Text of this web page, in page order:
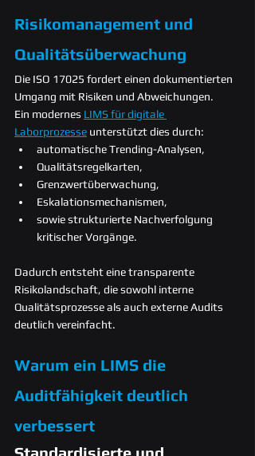
Risikomanagement und
Qualitätsüberwachung
Die ISO 17025 fordert einen dokumentierten
Umgang mit Risiken und Abweichungen.
Ein modernes LIMS für digitale
Laborprozesse unterstützt dies durch:
automatische Trending-Analysen,
Qualitätsregelkarten,
Grenzwertüberwachung,
Eskalationsmechanismen,
sowie strukturierte Nachverfolgung
kritischer Vorgänge.
Dadurch entsteht eine transparente
Risikolandschaft, die sowohl interne
Qualitätsprozesse als auch externe Audits
deutlich vereinfacht.
Warum ein LIMS die
Auditfähigkeit deutlich
verbessert